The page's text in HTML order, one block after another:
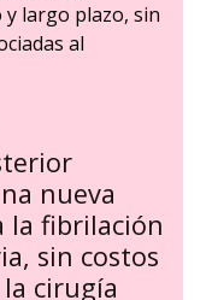
largo plazo, sin
al
nueva
la fibrilación
sin costos
cirugía